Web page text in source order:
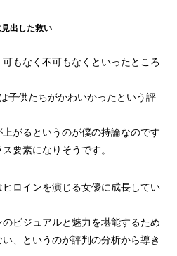
出した救い
もなく不可もなくといったところ
子供たちがかわいかったという評
がるというのが僕の持論なのです
要素になりそうです。
ロインを演じる女優に成長してい
ビジュアルと魅力を堪能するため
、というのが評判の分析から導き